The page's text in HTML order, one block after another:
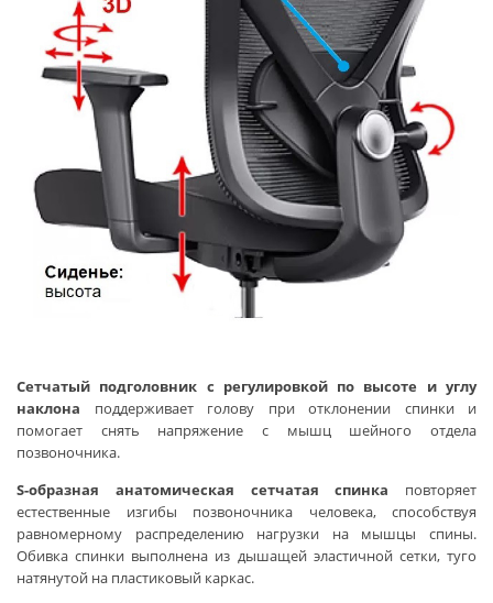
Сетчатый подголовник с регулировкой по высоте и углу
наклона поддерживает голову при отклонении спинки и
помогает снять напряжение с мышц шейного отдела
позвоночника.
S-образная анатомическая сетчатая спинка повторяет
естественные изгибы позвоночника человека, способствуя
равномерному распределению нагрузки на мышцы спины.
Обивка спинки выполнена из дышащей эластичной сетки, туго
натянутой на пластиковый каркас.